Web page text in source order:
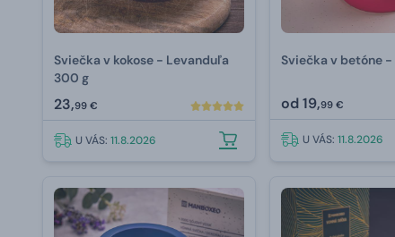
Sviečka v kokose - Levanduľa
300 g
23,99 €
U VÁS: 11.8.2026
Sviečka v betóne -
od19,99 €
U VÁS: 11.8.2026